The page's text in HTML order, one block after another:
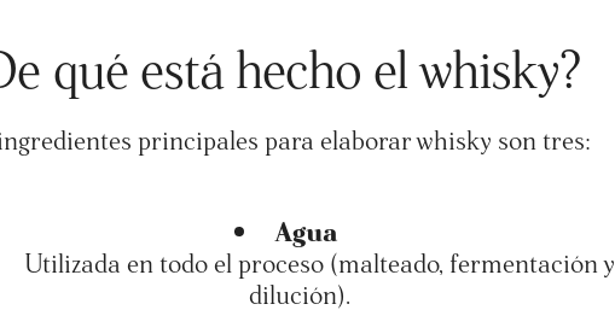
qué está hecho el whisky?
principales para elaborar whisky son tres:
Agua
Utilizada en todo el proceso (malteado, fermentación y
dilución).